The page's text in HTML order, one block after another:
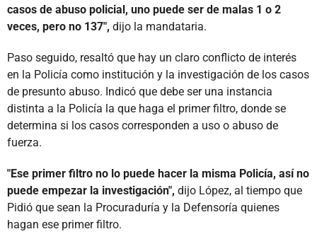
casos de abuso policial, uno puede ser de malas 1 o 2
veces, pero no 137", dijo la mandataria.
Paso seguido, resaltó que hay un claro conflicto de interés
en la Policía como institución y la investigación de los casos
de presunto abuso. Indicó que debe ser una instancia
distinta a la Policía la que haga el primer filtro, donde se
determina si los casos corresponden a uso o abuso de
fuerza.
"Ese primer filtro no lo puede hacer la misma Policía, así no
puede empezar la investigación", dijo López, al tiempo que
Pidió que sean la Procuraduría y la Defensoría quienes
hagan ese primer filtro.